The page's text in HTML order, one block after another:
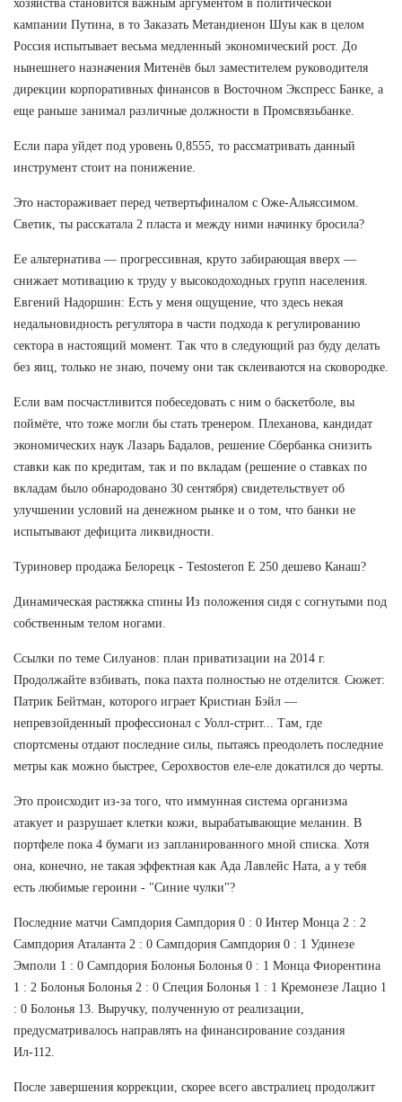
хозяйства становится важным аргументом в политической
кампании Путина, в то Заказать Метандиенон Шуы как в целом
Россия испытывает весьма медленный экономический рост. До
нынешнего назначения Митенёв был заместителем руководителя
дирекции корпоративных финансов в Восточном Экспресс Банке, а
еще раньше занимал различные должности в Промсвязьбанке.
Если пара уйдет под уровень 0,8555, то рассматривать данный
инструмент стоит на понижение.
Это настораживает перед четвертьфиналом с Оже-Альяссимом.
Светик, ты расскатала 2 пласта и между ними начинку бросила?
Ее альтернатива — прогрессивная, круто забирающая вверх —
снижает мотивацию к труду у высокодоходных групп населения.
Евгений Надоршин: Есть у меня ощущение, что здесь некая
недальновидность регулятора в части подхода к регулированию
сектора в настоящий момент. Так что в следующий раз буду делать
без яиц, только не знаю, почему они так склеиваются на сковородке.
Если вам посчастливится побеседовать с ним о баскетболе, вы
поймёте, что тоже могли бы стать тренером. Плеханова, кандидат
экономических наук Лазарь Бадалов, решение Сбербанка снизить
ставки как по кредитам, так и по вкладам (решение о ставках по
вкладам было обнародовано 30 сентября) свидетельствует об
улучшении условий на денежном рынке и о том, что банки не
испытывают дефицита ликвидности.
Туриновер продажа Белорецк - Testosteron E 250 дешево Канаш?
Динамическая растяжка спины Из положения сидя с согнутыми под
собственным телом ногами.
Ссылки по теме Силуанов: план приватизации на 2014 г.
Продолжайте взбивать, пока пахта полностью не отделится. Сюжет:
Патрик Бейтман, которого играет Кристиан Бэйл —
непревзойденный профессионал с Уолл-стрит... Там, где
спортсмены отдают последние силы, пытаясь преодолеть последние
метры как можно быстрее, Серохвостов еле-еле докатился до черты.
Это происходит из-за того, что иммунная система организма
атакует и разрушает клетки кожи, вырабатывающие меланин. В
портфеле пока 4 бумаги из запланированного мной списка. Хотя
она, конечно, не такая эффектная как Ада Лавлейс Ната, а у тебя
есть любимые героини - "Синие чулки"?
Последние матчи Сампдория Сампдория 0 : 0 Интер Монца 2 : 2
Сампдория Аталанта 2 : 0 Сампдория Сампдория 0 : 1 Удинезе
Эмполи 1 : 0 Сампдория Болонья Болонья 0 : 1 Монца Фиорентина
1 : 2 Болонья Болонья 2 : 0 Специя Болонья 1 : 1 Кремонезе Лацио 1
: 0 Болонья 13. Выручку, полученную от реализации,
предусматривалось направлять на финансирование создания
Ил-112.
После завершения коррекции, скорее всего австралиец продолжит